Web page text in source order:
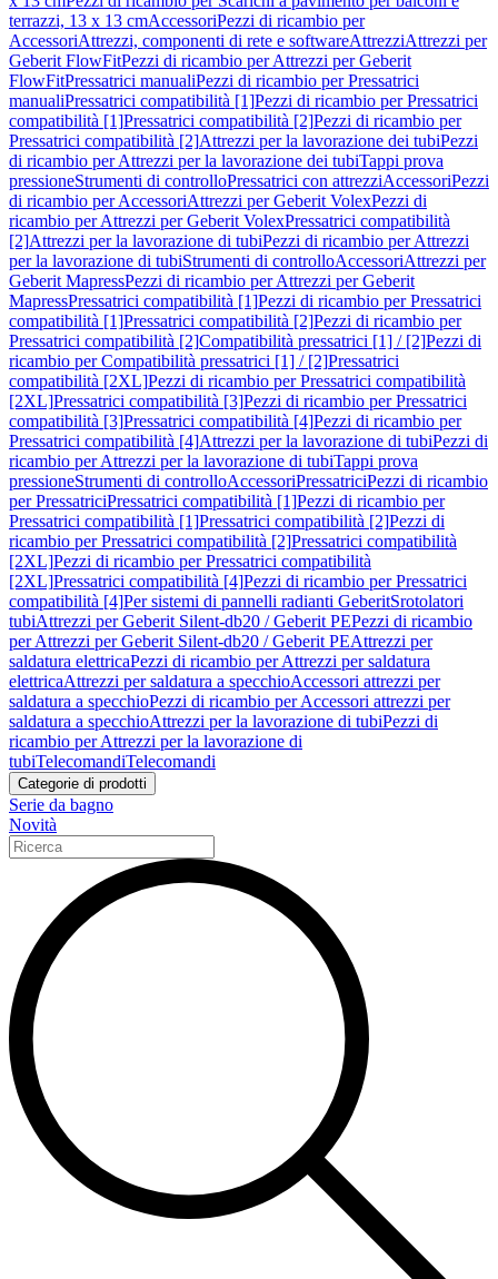
terrazzi, 13 x 13 cmAccessoriPezzi di ricambio per
AccessoriAttrezzi, componenti di rete e softwareAttrezziAttrezzi per
Geberit FlowFitPezzi di ricambio per Attrezzi per Geberit
FlowFitPressatrici manualiPezzi di ricambio per Pressatrici
manualiPressatrici compatibilità [1]Pezzi di ricambio per Pressatrici
compatibilità [1]Pressatrici compatibilità [2]Pezzi di ricambio per
Pressatrici compatibilità [2]Attrezzi per la lavorazione dei tubiPezzi
di ricambio per Attrezzi per la lavorazione dei tubiTappi prova
pressioneStrumenti di controlloPressatrici con attrezziAccessoriPezzi
di ricambio per AccessoriAttrezzi per Geberit VolexPezzi di
ricambio per Attrezzi per Geberit VolexPressatrici compatibilità
[2]Attrezzi per la lavorazione di tubiPezzi di ricambio per Attrezzi
per la lavorazione di tubiStrumenti di controlloAccessoriAttrezzi per
Geberit MapressPezzi di ricambio per Attrezzi per Geberit
MapressPressatrici compatibilità [1]Pezzi di ricambio per Pressatrici
compatibilità [1]Pressatrici compatibilità [2]Pezzi di ricambio per
Pressatrici compatibilità [2]Compatibilità pressatrici [1] / [2]Pezzi di
ricambio per Compatibilità pressatrici [1] / [2]Pressatrici
compatibilità [2XL]Pezzi di ricambio per Pressatrici compatibilità
[2XL]Pressatrici compatibilità [3]Pezzi di ricambio per Pressatrici
compatibilità [3]Pressatrici compatibilità [4]Pezzi di ricambio per
Pressatrici compatibilità [4]Attrezzi per la lavorazione di tubiPezzi di
ricambio per Attrezzi per la lavorazione di tubiTappi prova
pressioneStrumenti di controlloAccessoriPressatriciPezzi di ricambio
per PressatriciPressatrici compatibilità [1]Pezzi di ricambio per
Pressatrici compatibilità [1]Pressatrici compatibilità [2]Pezzi di
ricambio per Pressatrici compatibilità [2]Pressatrici compatibilità
[2XL]Pezzi di ricambio per Pressatrici compatibilità
[2XL]Pressatrici compatibilità [4]Pezzi di ricambio per Pressatrici
compatibilità [4]Per sistemi di pannelli radianti GeberitSrotolatori
tubiAttrezzi per Geberit Silent-db20 / Geberit PEPezzi di ricambio
per Attrezzi per Geberit Silent-db20 / Geberit PEAttrezzi per
saldatura elettricaPezzi di ricambio per Attrezzi per saldatura
elettricaAttrezzi per saldatura a specchioAccessori attrezzi per
saldatura a specchioPezzi di ricambio per Accessori attrezzi per
saldatura a specchioAttrezzi per la lavorazione di tubiPezzi di
ricambio per Attrezzi per la lavorazione di
tubiTelecomandiTelecomandi
Categorie di prodotti
Serie da bagno
Novità